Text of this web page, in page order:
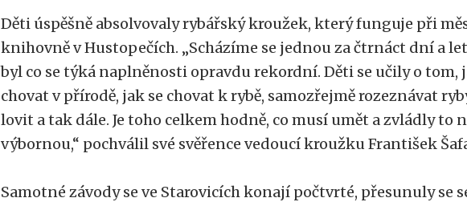
Děti úspěšně absolvovaly rybářský kroužek, který funguje při
knihovně v Hustopečích. „Scházíme se jednou za čtrnáct dní a
byl co se týká naplněnosti opravdu rekordní. Děti se učily o tom,
chovat v přírodě, jak se chovat k rybě, samozřejmě rozeznávat
lovit a tak dále. Je toho celkem hodně, co musí umět a zvládly to
výbornou,“ pochválil své svěřence vedoucí kroužku František
Samotné závody se ve Starovicích konají počtvrté, přesunuly se